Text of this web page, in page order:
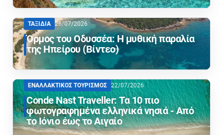
ΤΑΞΙΔΙΑ 26/07/2026
Όρμος του Οδυσσέα: Η μυθική παραλία
της Ηπείρου (Βίντεο)
ΕΝΑΛΛΑΚΤΙΚΟΣ ΤΟΥΡΙΣΜΟΣ 22/07/2026
Conde Nast Traveller: Τα 10 πιο
φωτογραφημένα ελληνικά νησιά - Από
το Ιόνιο έως το Αιγαίο